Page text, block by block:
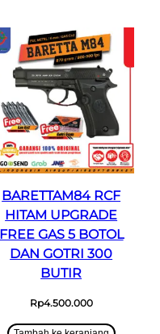
BARETTAM84 RCF
HITAM UPGRADE
FREE GAS 5 BOTOL
DAN GOTRI 300
BUTIR
Rp4.500.000